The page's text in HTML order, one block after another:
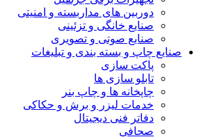
دوربین های مداربسته و امنیتی
صنایع خانگی و تزئینی
صنایع صوتی و تصویری
صنایع چاپ و بسته بندی و تبلیغات
پاکت سازی
تابلو سازی ها
چاپخانه ها و چاپ بنر
خدمات لیزر و برش و حکاکی
دفاتر فنی دیجیتال
صحافی